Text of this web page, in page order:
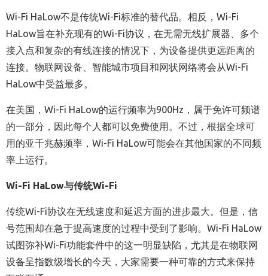
Wi-Fi HaLow不是传统Wi-Fi标准的替代品。相反，Wi-Fi
HaLow旨在补充现有的Wi-Fi协议，在无需无线扩展器、多个
接入点和复杂的有线连接的情况下，为设备提供更远距离的
连接。物联网设备、智能城市项目和网状网络将会从Wi-Fi
HaLow中受益最多。
在美国，Wi-Fi HaLow的运行频率为900Hz，属于免许可频谱
的一部分，因此每个人都可以免费使用。不过，根据全球可
用的亚千兆赫频率，Wi-Fi HaLow可能会在其他国家的不同频
率上运行。
Wi-Fi HaLow与传统Wi-Fi
传统Wi-Fi协议在无线速度和延迟方面的进步最大。但是，信
号范围却在急于提高速度的过程中受到了影响。Wi-Fi HaLow
试图弥补Wi-Fi功能套件中的这一明显缺陷，尤其是在物联网
设备呈指数级增长的今天，大家需要一种可靠的方式来保持